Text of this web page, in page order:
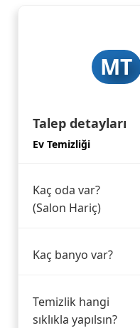
MT
Talep detayları
Ev Temizliği
Kaç oda var?
(Salon Hariç)
Kaç banyo var?
Temizlik hangi
sıklıkla yapılsın?